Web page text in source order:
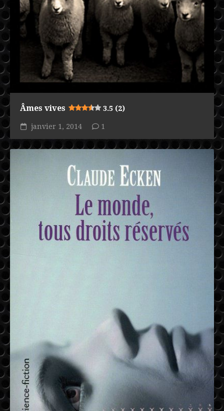
Âmes vives 3.5 (2)
janvier 1, 2014 1